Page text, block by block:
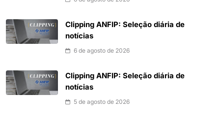
Clipping ANFIP: Seleção diária de
notícias
6 de agosto de 2026
Clipping ANFIP: Seleção diária de
notícias
5 de agosto de 2026